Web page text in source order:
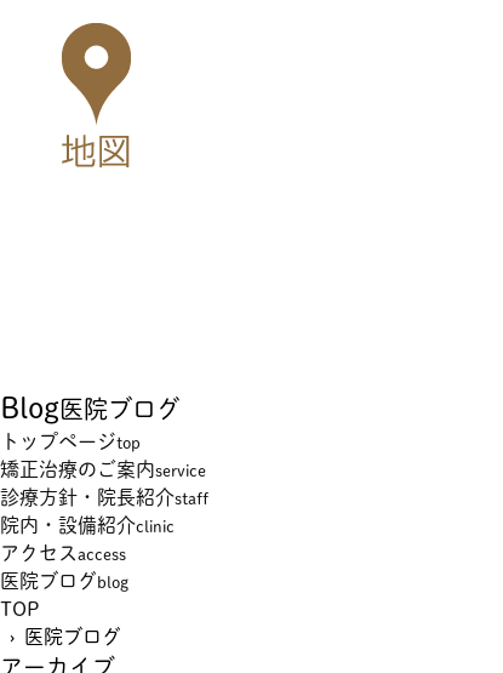
Blog医院ブログ
トップページtop
矯正治療のご案内service
診療方針・院長紹介staff
院内・設備紹介clinic
アクセスaccess
医院ブログblog
TOP
› 医院ブログ
アーカイブ